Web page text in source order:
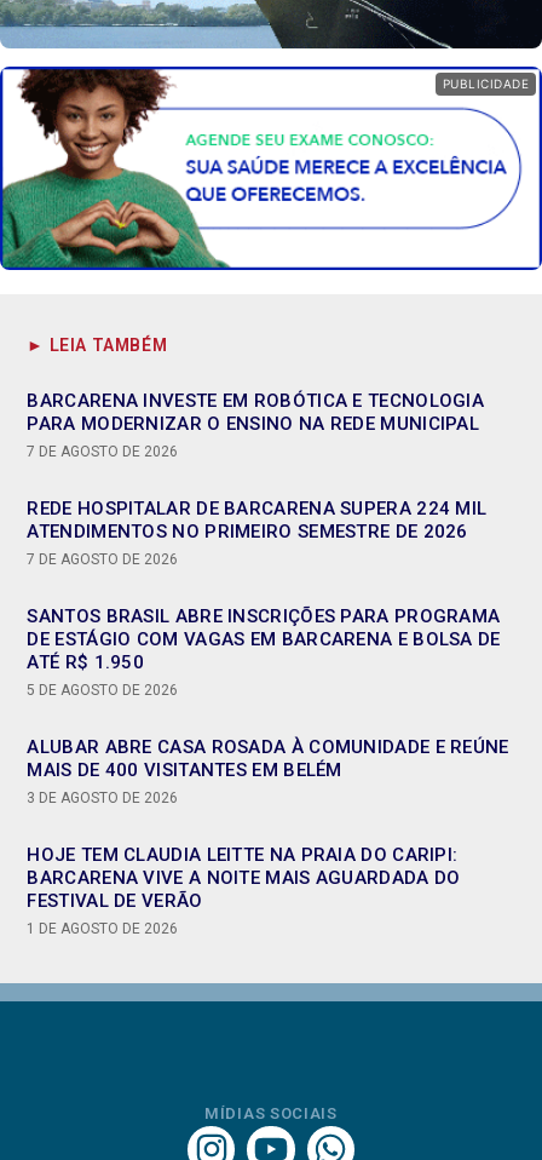
PUBLICIDADE
► LEIA TAMBÉM
BARCARENA INVESTE EM ROBÓTICA E TECNOLOGIA
PARA MODERNIZAR O ENSINO NA REDE MUNICIPAL
7 DE AGOSTO DE 2026
REDE HOSPITALAR DE BARCARENA SUPERA 224 MIL
ATENDIMENTOS NO PRIMEIRO SEMESTRE DE 2026
7 DE AGOSTO DE 2026
SANTOS BRASIL ABRE INSCRIÇÕES PARA PROGRAMA
DE ESTÁGIO COM VAGAS EM BARCARENA E BOLSA DE
ATÉ R$ 1.950
5 DE AGOSTO DE 2026
ALUBAR ABRE CASA ROSADA À COMUNIDADE E REÚNE
MAIS DE 400 VISITANTES EM BELÉM
3 DE AGOSTO DE 2026
HOJE TEM CLAUDIA LEITTE NA PRAIA DO CARIPI:
BARCARENA VIVE A NOITE MAIS AGUARDADA DO
FESTIVAL DE VERÃO
1 DE AGOSTO DE 2026
MÍDIAS SOCIAIS